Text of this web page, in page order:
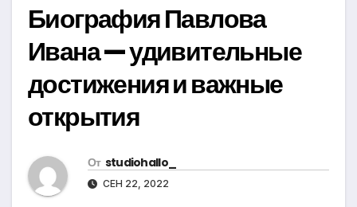
Биография Павлова
Ивана — удивительные
достижения и важные
открытия
От studiohallo_
СЕН 22, 2022